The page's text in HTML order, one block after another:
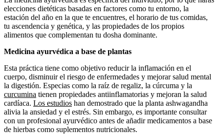
elecciones dietéticas basadas en factores como tu entorno, la
estación del año en la que te encuentres, el horario de tus comidas,
tu ascendencia y genética, y las propiedades de los propios
alimentos que complementan tu dosha dominante.
Medicina ayurvédica a base de plantas
Esta práctica tiene como objetivo reducir la inflamación en el
cuerpo, disminuir el riesgo de enfermedades y mejorar salud mental
la digestión. Especias como la raíz de regaliz, la cúrcuma y la
curcumina tienen propiedades antiinflamatorias y mejoran la salud
cardíaca. Los estudios han demostrado que la planta ashwagandha
alivia la ansiedad y el estrés. Sin embargo, es importante consultar
con un profesional ayurvédico antes de añadir medicamentos a base
de hierbas como suplementos nutricionales.